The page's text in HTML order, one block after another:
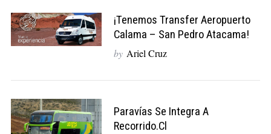
¡Tenemos Transfer Aeropuerto
Calama – San Pedro Atacama!
by Ariel Cruz
Paravías Se Integra A
Recorrido.cl